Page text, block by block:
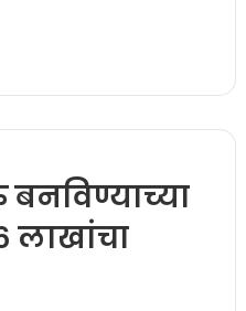
लाखांचा